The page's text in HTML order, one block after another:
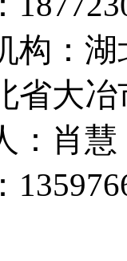
构：
省大
：肖慧